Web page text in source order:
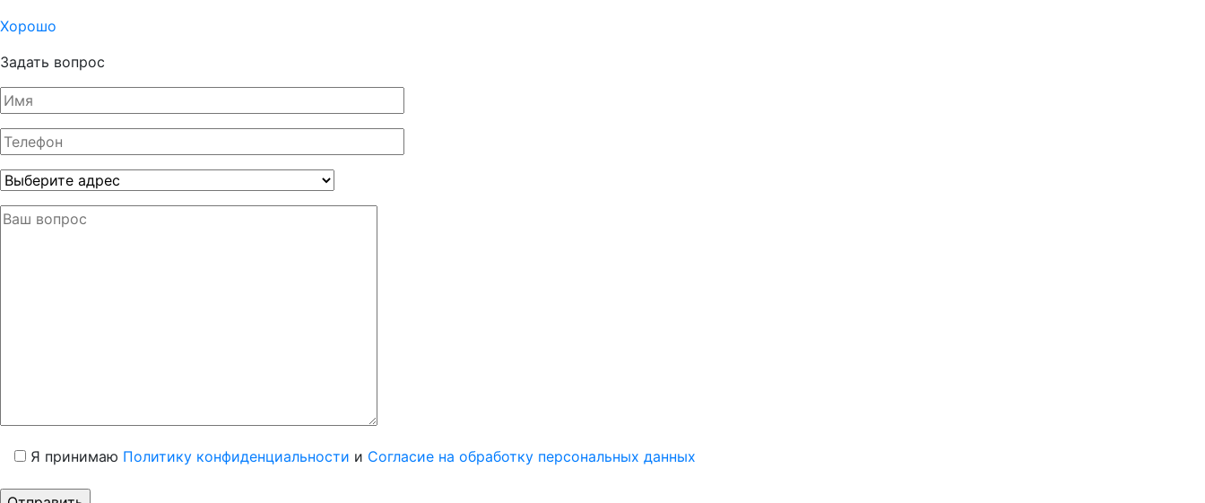
Хорошо
Задать вопрос
Я принимаю Политику конфиденциальности и Согласие на обработку персональных данных